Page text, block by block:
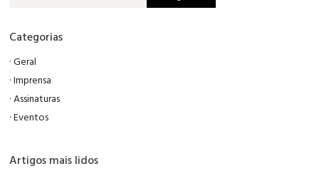
Categorias
·Geral
·Imprensa
·Assinaturas
·Eventos
Artigos mais lidos